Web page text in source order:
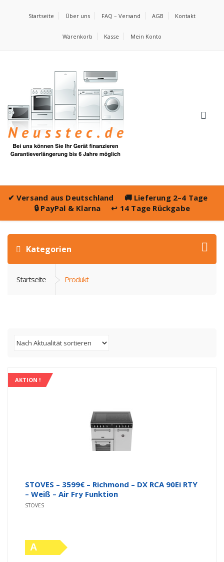
Startseite Über uns FAQ – Versand AGB Kontakt
Warenkorb Kasse Mein Konto
✔ Versand aus Deutschland 🚚 Lieferung 2–4 Tage
🔒 PayPal & Klarna ↩️ 14 Tage Rückgabe
Kategorien
Startseite Produkt
AKTION !
STOVES – 3599€ – Richmond – DX RCA 90Ei RTY
– Weiß – Air Fry Funktion
STOVES
A